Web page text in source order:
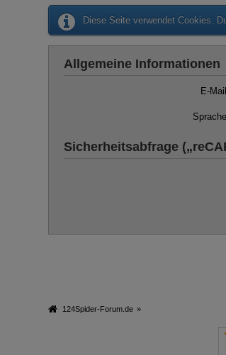
Diese Seite verwendet Cookies.
Allgemeine Informationen
E-Mail
Sprache
Sicherheitsabfrage
124Spider-Forum.de »